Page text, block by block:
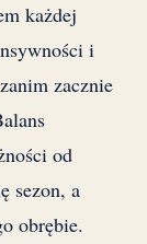
każdej
i
zacznie
od
sezon, a
obrębie.